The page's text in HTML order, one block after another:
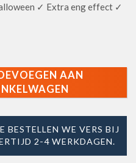
✓ Extra eng effect ✓
AAN
BESTELLEN WE VERS BIJ
2-4 WERKDAGEN.